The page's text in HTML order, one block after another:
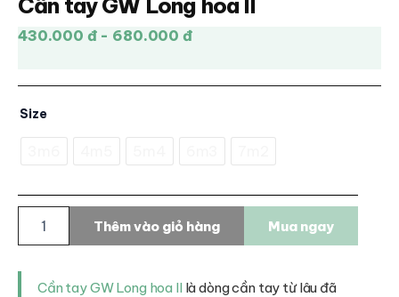
Cần tay GW Long hoa II
430.000 đ - 680.000 đ
Size
GW
Long
hoa
Thêm vào giỏ hàng Mua ngay
Cần tay GW Long hoa II là dòng cần tay từ lâu đã